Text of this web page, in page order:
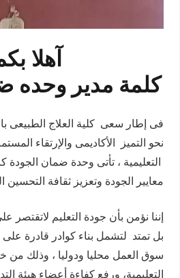
آهلا
كلمة مدير وحده
فى إطار سعى كلية العلاج الطبيعى
نحو التميز الأكاديمى والإرتقاء
التعليمية ، تأتى وحدة ضمان الجودة
معايير الجودة وتعزيز ثقافة
إننا نؤمن بأن جودة التعليم لاتقتصر
بل تمتد لتشمل بناء كوادر قادرة على
سوق العمل محليا ودوليا ، وذلك من
التعليمية، ورفع كفاءة أعضاء هيئة